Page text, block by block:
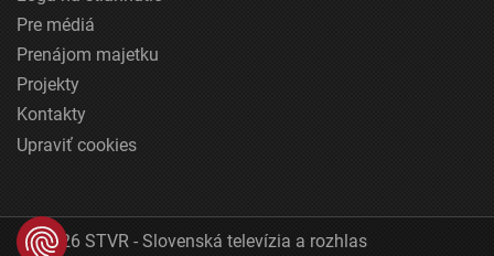
Pre médiá
Prenájom majetku
Projekty
Kontakty
Upraviť cookies
© 2026 STVR - Slovenská televízia a rozhlas